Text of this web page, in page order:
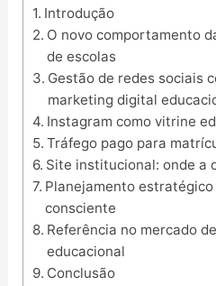
Introdução
O novo comportamento
de escolas
Gestão de redes sociais
marketing digital
Instagram como vitrine
Tráfego pago para
Site institucional: onde a
Planejamento
consciente
Referência no mercado
educacional
Conclusão